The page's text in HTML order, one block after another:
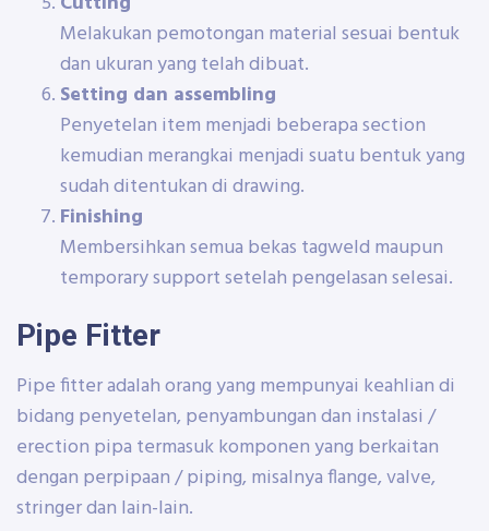
Melakukan pemotongan material sesuai bentuk
dan ukuran yang telah dibuat.
Setting dan assembling
Penyetelan item menjadi beberapa section
kemudian merangkai menjadi suatu bentuk yang
sudah ditentukan di drawing.
Finishing
Membersihkan semua bekas tagweld maupun
temporary support setelah pengelasan selesai.
Pipe Fitter
Pipe fitter adalah orang yang mempunyai keahlian di
bidang penyetelan, penyambungan dan instalasi /
erection pipa termasuk komponen yang berkaitan
dengan perpipaan / piping, misalnya flange, valve,
stringer dan lain-lain.